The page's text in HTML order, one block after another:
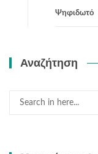
Ψηφιδωτό
Αναζήτηση